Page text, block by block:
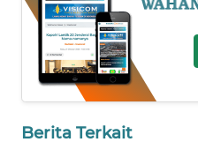
Berita Terkait
WN
KALTARA
WN